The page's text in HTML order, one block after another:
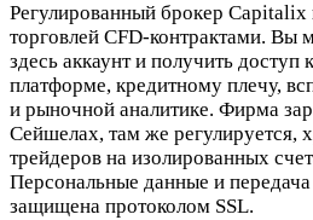
Регулированный брокер Capitalix
торговлей CFD-контрактами. Вы
здесь аккаунт и получить доступ
платформе, кредитному плечу,
и рыночной аналитике. Фирма
Сейшелах, там же регулируется,
трейдеров на изолированных
Персональные данные и
защищена протоколом SSL.